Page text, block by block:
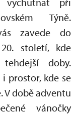
Týně.
zavede do
století, kde
doby.
prostor, kde se
V době adventu
vánočky